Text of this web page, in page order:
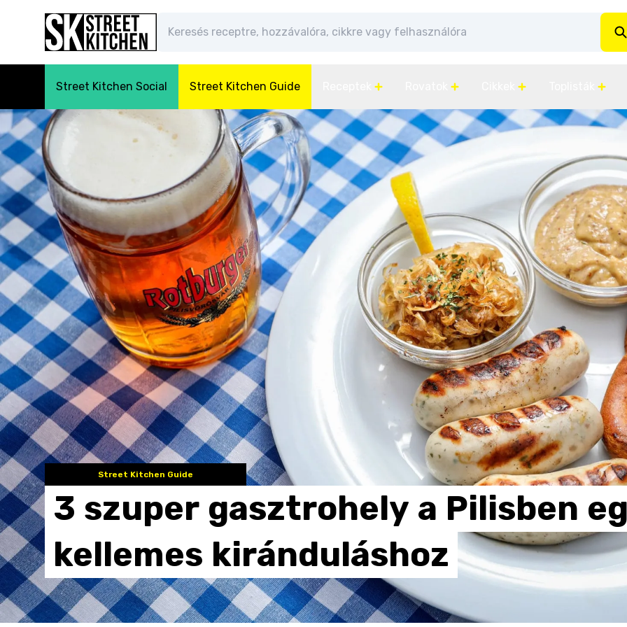
Street Kitchen Social Street Kitchen Guide
Street Kitchen Guide
3 szuper gasztrohely a Pilisben
kellemes kiránduláshoz